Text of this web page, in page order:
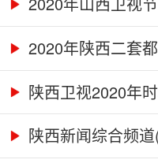
2020年陕西二套
陕西卫视2020年
陕西新闻综合频